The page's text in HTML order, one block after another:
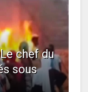
chef du
sous